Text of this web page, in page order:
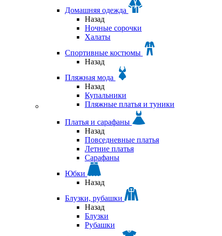
Домашняя одежда
Назад
Ночные сорочки
Халаты
Спортивные костюмы
Назад
Пляжная мода
Назад
Купальники
Пляжные платья и туники
Платья и сарафаны
Назад
Повседневные платья
Летние платья
Сарафаны
Юбки
Назад
Блузки, рубашки
Назад
Блузки
Рубашки